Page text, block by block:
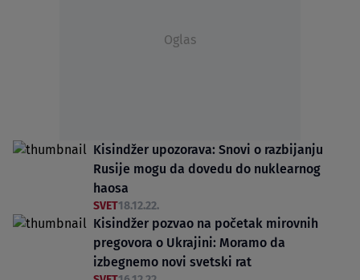
Oglas
Kisindžer upozorava: Snovi o razbijanju
Rusije mogu da dovedu do nuklearnog
haosa
SVET18.12.22.
Kisindžer pozvao na početak mirovnih
pregovora o Ukrajini: Moramo da
izbegnemo novi svetski rat